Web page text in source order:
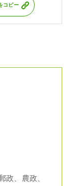
コピー
政、農政、